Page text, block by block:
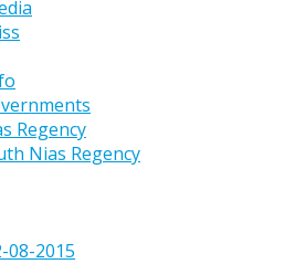
Regency
Nias Regency
2015